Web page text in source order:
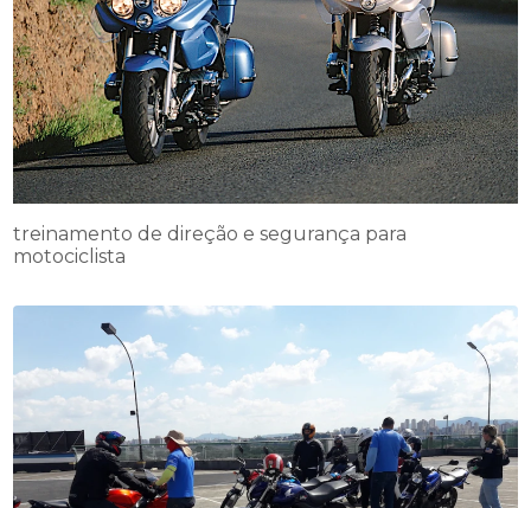
treinamento de direção e segurança para
motociclista